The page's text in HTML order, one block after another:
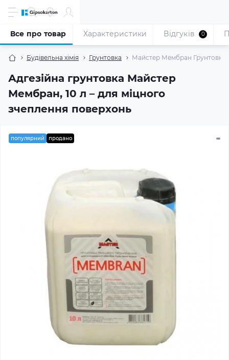
Будівельна хімія Грунтовка Майстер Мембран Грунтовка
Адгезійна грунтовка Майстер
Мембран, 10 л – для міцного
зчеплення поверхонь
Все про товар Характеристики Відгуків 0
популярний продано